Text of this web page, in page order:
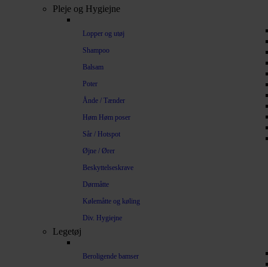
Pleje og Hygiejne
Lopper og utøj
Shampoo
Balsam
Poter
Ånde / Tænder
Høm Høm poser
Sår / Hotspot
Øjne / Ører
Beskyttelseskrave
Dørmåtte
Kølemåtte og køling
Div. Hygiejne
Legetøj
Beroligende bamser